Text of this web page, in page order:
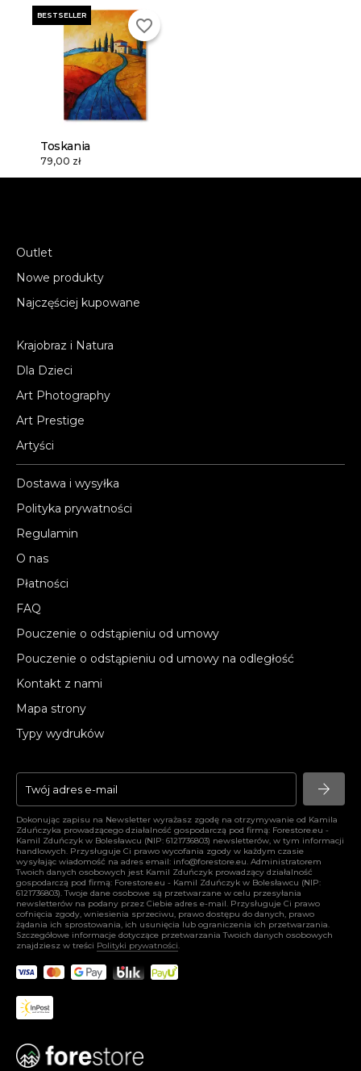
Toskania
79,00 zł
BESTSELLER
favorite_border
Outlet
Nowe produkty
Najczęściej kupowane
Krajobraz i Natura
Dla Dzieci
Art Photography
Art Prestige
Artyści
Dostawa i wysyłka
Polityka prywatności
Regulamin
O nas
Płatności
FAQ
Pouczenie o odstąpieniu od umowy
Pouczenie o odstąpieniu od umowy na odległość
Kontakt z nami
Mapa strony
Typy wydruków
arrow_forward
Dokonując zapisu na Newsletter wyrażasz zgodę na otrzymywanie od Kamila
Zduńczyka prowadzącego działalność gospodarczą pod firmą: Forestore.eu -
Kamil Zduńczyk w Bolesławcu (NIP: 6121736803) newsletterów, w tym informacji
handlowych. Przysługuje Ci prawo wycofania zgody w każdym czasie
wysyłając wiadomość na adres email: info@forestore.eu. Administratorem
Twoich danych osobowych jest Kamil Zduńczyk prowadzący działalność
gospodarczą pod firmą: Forestore.eu - Kamil Zduńczyk w Bolesławcu (NIP:
6121736803). Twoje dane osobowe są przetwarzane w celu przesyłania
newsletterów na podany przez Ciebie adres e-mail. Przysługuje Ci prawo
cofnięcia zgody, wniesienia sprzeciwu, prawo dostępu do danych, prawo
żądania ich sprostowania, ich usunięcia lub ograniczenia ich przetwarzania.
Szczegółowe informacje dotyczące przetwarzania Twoich danych osobowych
znajdziesz w treści Polityki prywatności.